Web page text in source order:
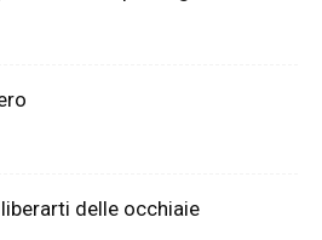
delle occhiaie